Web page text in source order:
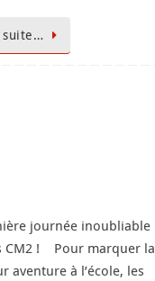
suite…
journée inoubliable
CM2 ! Pour marquer la
aventure à l’école, les